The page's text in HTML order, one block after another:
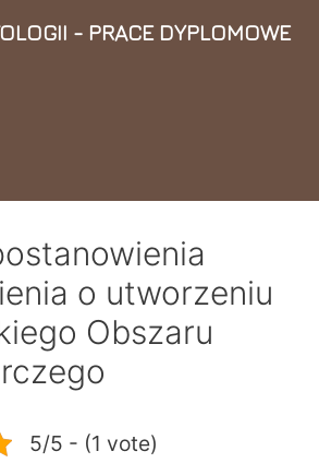
- PRACE DYPLOMOWE
o utworzeniu
Obszaru
5/5 - (1 vote)